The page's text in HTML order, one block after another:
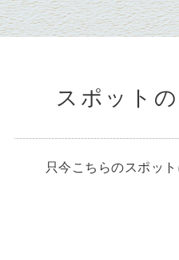
スポット
只今こちらのスポッ